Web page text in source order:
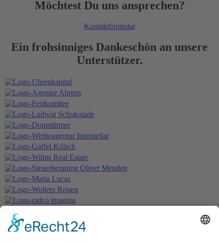
Möchtest Du uns ansprechen?
Kontaktformular
Ein frohsinniges Dankeschön an unsere
Unterstützer.